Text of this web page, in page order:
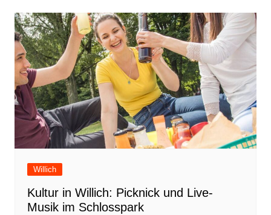
Willich
Kultur in Willich: Picknick und Live-
Musik im Schlosspark